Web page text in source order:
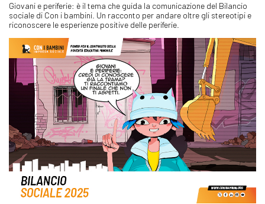
Giovani e periferie: è il tema che guida la comunicazione del Bilancio
sociale di Con i bambini. Un racconto per andare oltre gli stereotipi e
riconoscere le esperienze positive delle periferie.